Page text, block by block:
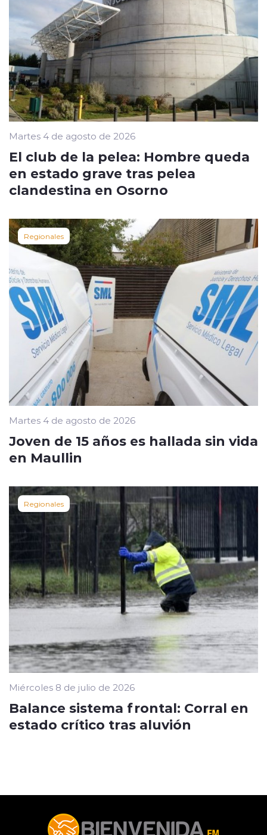
Martes 4 de agosto de 2026
El club de la pelea: Hombre queda
en estado grave tras pelea
clandestina en Osorno
Regionales
Martes 4 de agosto de 2026
Joven de 15 años es hallada sin vida
en Maullin
Regionales
Miércoles 8 de julio de 2026
Balance sistema frontal: Corral en
estado crítico tras aluvión